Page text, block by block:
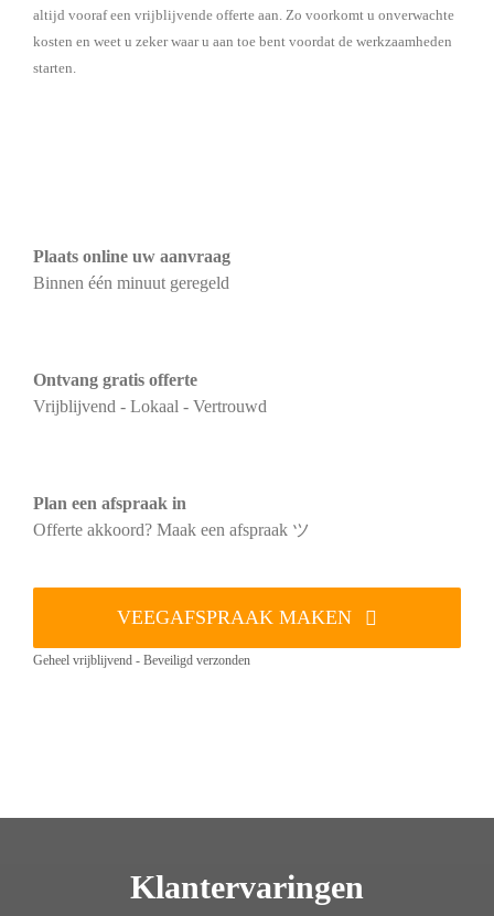
altijd vooraf een vrijblijvende offerte aan. Zo voorkomt u onverwachte
kosten en weet u zeker waar u aan toe bent voordat de werkzaamheden
starten.
Plaats online uw aanvraag
Binnen één minuut geregeld
Ontvang gratis offerte
Vrijblijvend - Lokaal - Vertrouwd
Plan een afspraak in
Offerte akkoord? Maak een afspraak ツ
VEEGAFSPRAAK MAKEN
Geheel vrijblijvend - Beveiligd verzonden
Klantervaringen